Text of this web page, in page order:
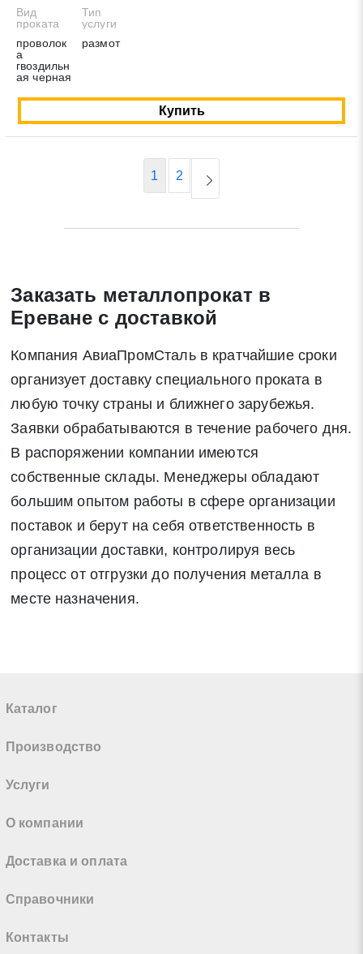
Вид
проката
проволок
а
гвоздильн
ая черная
Тип
услуги
размот
Купить
1 2
Заказать металлопрокат в
Ереване с доставкой
Компания АвиаПромСталь в кратчайшие сроки
организует доставку специального проката в
любую точку страны и ближнего зарубежья.
Заявки обрабатываются в течение рабочего дня.
В распоряжении компании имеются
собственные склады. Менеджеры обладают
большим опытом работы в сфере организации
поставок и берут на себя ответственность в
организации доставки, контролируя весь
процесс от отгрузки до получения металла в
месте назначения.
Каталог
Производство
Услуги
О компании
Доставка и оплата
Справочники
Контакты